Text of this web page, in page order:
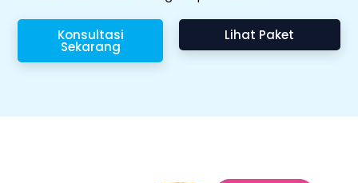
Konsultasi
Sekarang
Lihat Paket